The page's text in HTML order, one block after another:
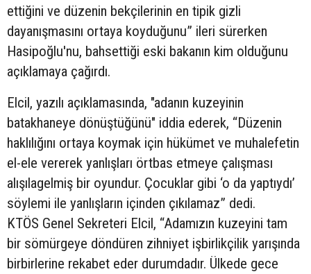
ettiğini ve düzenin bekçilerinin en tipik gizli
dayanışmasını ortaya koyduğunu” ileri sürerken
Hasipoğlu'nu, bahsettiği eski bakanın kim olduğunu
açıklamaya çağırdı.
Elcil, yazılı açıklamasında, "adanın kuzeyinin
batakhaneye dönüştüğünü" iddia ederek, “Düzenin
haklılığını ortaya koymak için hükümet ve muhalefetin
el-ele vererek yanlışları örtbas etmeye çalışması
alışılagelmiş bir oyundur. Çocuklar gibi ‘o da yaptıydı’
söylemi ile yanlışların içinden çıkılamaz” dedi.
KTÖS Genel Sekreteri Elcil, “Adamızın kuzeyini tam
bir sömürgeye döndüren zihniyet işbirlikçilik yarışında
birbirlerine rekabet eder durumdadır. Ülkede gece